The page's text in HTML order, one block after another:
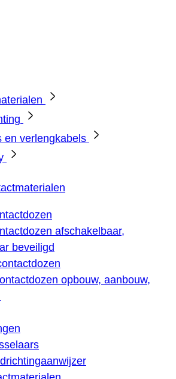
en verlengkabels
afschakelbaar,
beveiligd
opbouw, aanbouw,